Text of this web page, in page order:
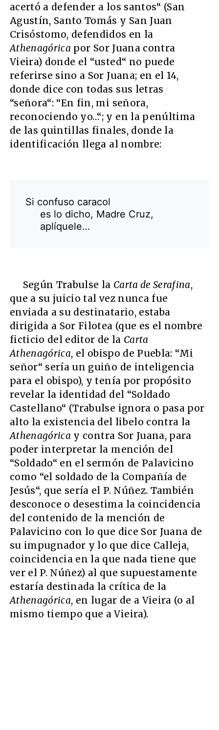
acertó a defender a los santos“ (San
Agustín, Santo Tomás y San Juan
Crisóstomo, defendidos en la
Athenagórica por Sor Juana contra
Vieira) donde el “usted“ no puede
referirse sino a Sor Juana; en el 14,
donde dice con todas sus letras
“señora“: “En fin, mi señora,
reconociendo yo…“; y en la penúltima
de las quintillas finales, donde la
identificación llega al nombre:
Si confuso caracol
es lo dicho, Madre Cruz,
aplíquele…
Según Trabulse la Carta de Serafina,
que a su juicio tal vez nunca fue
enviada a su destinatario, estaba
dirigida a Sor Filotea (que es el nombre
ficticio del editor de la Carta
Athenagórica, el obispo de Puebla: “Mi
señor“ sería un guiño de inteligencia
para el obispo), y tenía por propósito
revelar la identidad del “Soldado
Castellano“ (Trabulse ignora o pasa por
alto la existencia del libelo contra la
Athenagórica y contra Sor Juana, para
poder interpretar la mención del
“Soldado“ en el sermón de Palavicino
como “el soldado de la Compañía de
Jesús“, que sería el P. Núñez. También
desconoce o desestima la coincidencia
del contenido de la mención de
Palavicino con lo que dice Sor Juana de
su impugnador y lo que dice Calleja,
coincidencia en la que nada tiene que
ver el P. Núñez) al que supuestamente
estaría destinada la crítica de la
Athenagórica, en lugar de a Vieira (o al
mismo tiempo que a Vieira).